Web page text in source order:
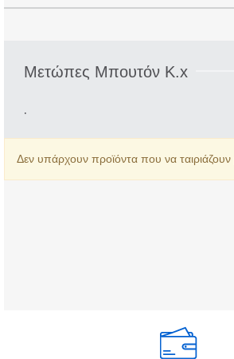
Μετώπες Μπουτόν K.x
.
Δεν υπάρχουν προϊόντα που να ταιριάζουν